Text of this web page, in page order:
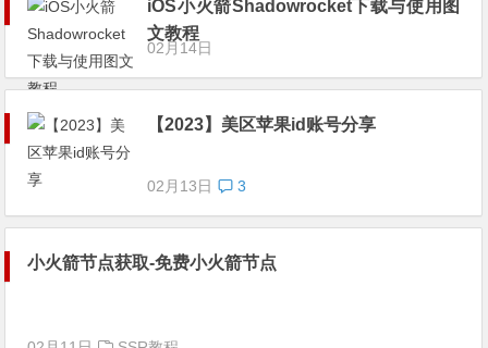
iOS小火箭Shadowrocket下载与使用图
文教程
02月14日
【2023】美区苹果id账号分享
02月13日 3
小火箭节点获取-免费小火箭节点